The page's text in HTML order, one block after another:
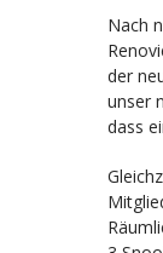
Nach
der
unser
dass